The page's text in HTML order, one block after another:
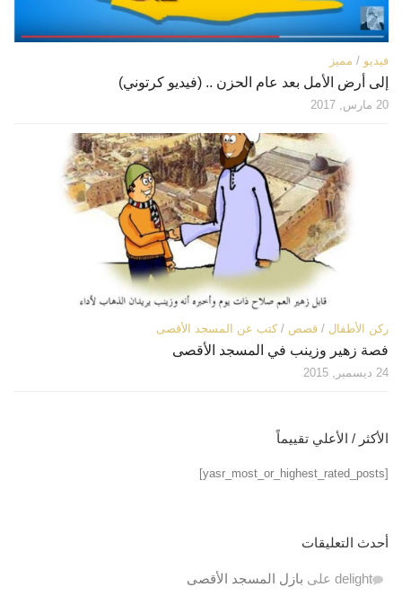
فيديو / مميز
إلى أرض الأمل بعد عام الحزن .. (فيديو كرتوني)
20 مارس, 2017
ركن الأطفال / قصص / كتب عن المسجد الأقصى
فصة زهير وزينب في المسجد الأقصى
24 ديسمبر, 2015
الأكثر / الأعلي تقييماً
[yasr_most_or_highest_rated_posts]
أحدث التعليقات
delight على بازل المسجد الأقصى